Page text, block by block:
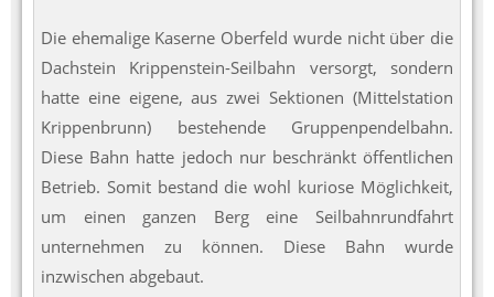
Die ehemalige Kaserne Oberfeld wurde nicht über die
Dachstein Krippenstein-Seilbahn versorgt, sondern
hatte eine eigene, aus zwei Sektionen (Mittelstation
Krippenbrunn) bestehende Gruppenpendelbahn.
Diese Bahn hatte jedoch nur beschränkt öffentlichen
Betrieb. Somit bestand die wohl kuriose Möglichkeit,
um einen ganzen Berg eine Seilbahnrundfahrt
unternehmen zu können. Diese Bahn wurde
inzwischen abgebaut.